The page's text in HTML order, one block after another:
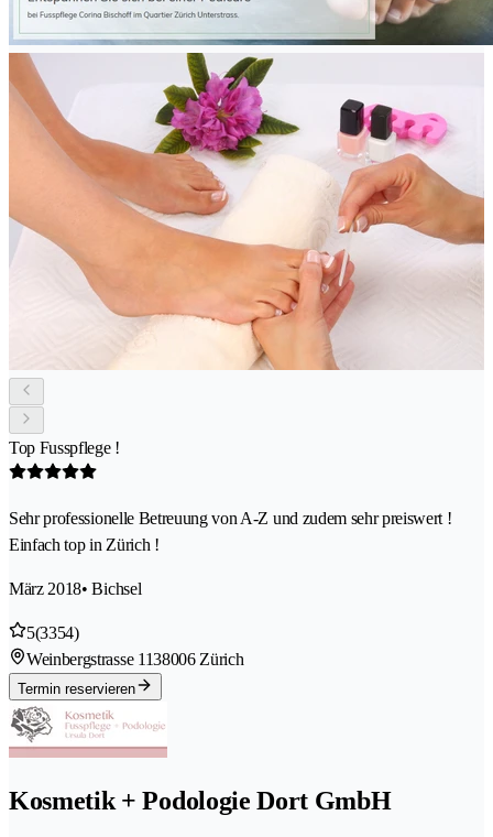
Top Fusspflege !
Sehr professionelle Betreuung von A-Z und zudem sehr preiswert !
Einfach top in Zürich !
März 2018• Bichsel
5(3354)
Weinbergstrasse 1138006 Zürich
Termin reservieren
Kosmetik + Podologie Dort GmbH